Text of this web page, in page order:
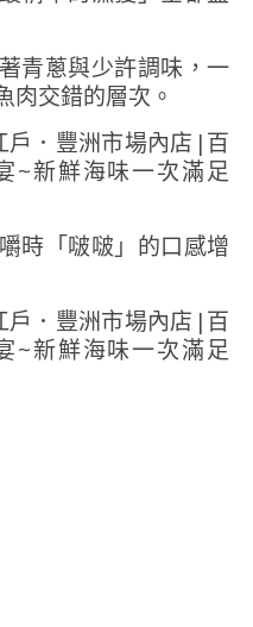
青蔥與少許調味，一
肉交錯的層次。
時「啵啵」的口感增